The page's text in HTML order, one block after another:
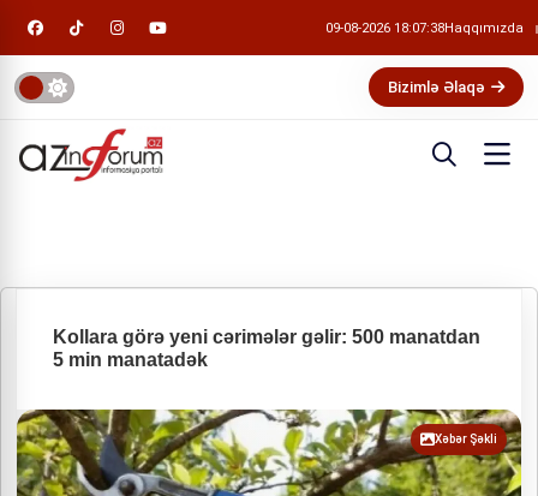
09-08-2026 18:07:39Haqqımızda
Bizimlə Əlaqə
Kollara görə yeni cərimələr gəlir: 500 manatdan
5 min manatadək
Xəbər Şəkli